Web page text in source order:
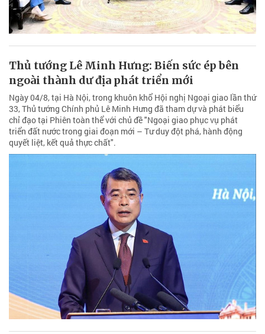
Thủ tướng Lê Minh Hưng: Biến sức ép bên
ngoài thành dư địa phát triển mới
Ngày 04/8, tại Hà Nội, trong khuôn khổ Hội nghị Ngoại giao lần thứ
33, Thủ tướng Chính phủ Lê Minh Hưng đã tham dự và phát biểu
chỉ đạo tại Phiên toàn thể với chủ đề "Ngoại giao phục vụ phát
triển đất nước trong giai đoạn mới – Tư duy đột phá, hành động
quyết liệt, kết quả thực chất".